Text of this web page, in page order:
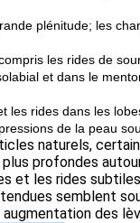
plénitude; les
les rides de
et dans le
les rides dans les
de la peau
naturels,
profondes
et les rides
semblent
des